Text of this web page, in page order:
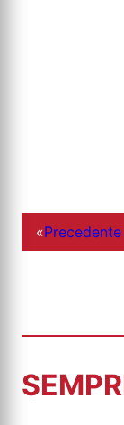
«Precedente